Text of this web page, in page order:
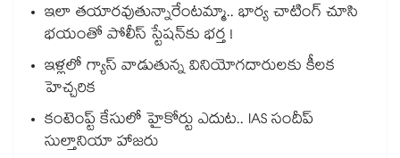
ఇలా తయారవుతున్నారేంటమ్మా.. భార్య చాటింగ్ చూసి
భయంతో పోలీస్ స్టేషన్⁫కు భర్త !
ఇళ్లలో గ్యాస్ వాడుతున్న వినియోగదారులకు కీలక
హెచ్చరిక
కంటెంప్ట్ కేసులో హైకోర్టు ఎదుట.. IAS సందీప్
సుల్తానియా హాజరు